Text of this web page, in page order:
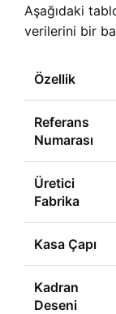
Aşağıdaki
verilerini bir
Özellik
Referans
Numarası
Üretici
Fabrika
Kasa Çapı
Kadran
Deseni